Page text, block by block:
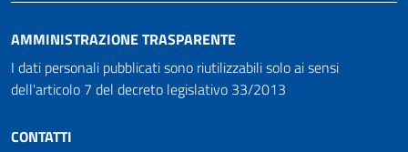
AMMINISTRAZIONE TRASPARENTE
I dati personali pubblicati sono riutilizzabili solo ai sensi
dell'articolo 7 del decreto legislativo 33/2013
CONTATTI